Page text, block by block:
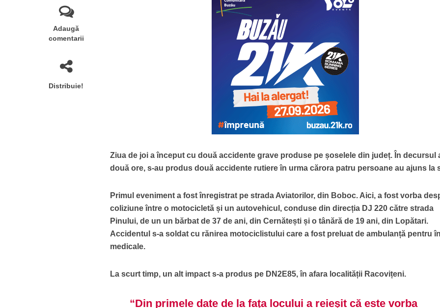
Adaugă
comentarii
Distribuie!
Ziua de joi a început cu două accidente grave produse pe șoselele din județ. În decursul
două ore, s-au produs două accidente rutiere în urma cărora patru persoane au ajuns la
Primul eveniment a fost înregistrat pe strada Aviatorilor, din Boboc. Aici, a fost vorba
coliziune între o motocicletă și un autovehicul, conduse din direcția DJ 220 către strada
Pinului, de un un bărbat de 37 de ani, din Cernătești și o tânără de 19 ani, din Lopătari.
Accidentul s-a soldat cu rănirea motociclistului care a fost preluat de ambulanță pentru
medicale.
La scurt timp, un alt impact s-a produs pe DN2E85, în afara localității Racovițeni.
“Din primele date de la fața locului a reieșit că este vorba